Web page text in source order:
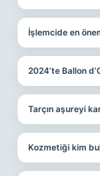
İşlemcide en
2024’te Ballon
Tarçın aşureyi
Kozmetiği kim